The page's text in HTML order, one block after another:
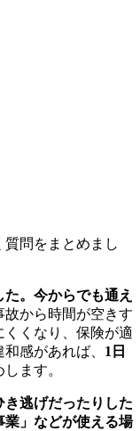
問をまとめまし
。今からでも通え
故から時間が空きす
くくなり、保険が適
感があれば、 1日
ます。
逃げだったりした
」などが使える場